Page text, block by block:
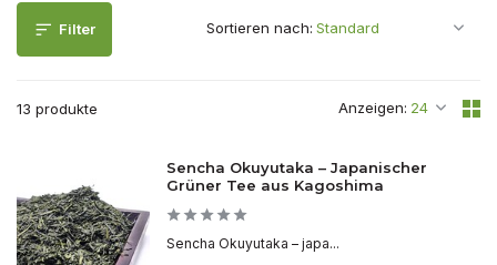
Filter
13 produkte Anzeigen:
Sortieren nach:
Sencha Okuyutaka – Japanischer
Grüner Tee aus Kagoshima
Sencha Okuyutaka – japa...